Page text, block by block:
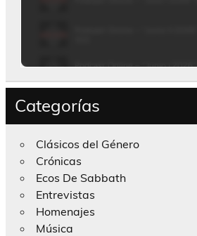
Categorías
Clásicos del Género
Crónicas
Ecos De Sabbath
Entrevistas
Homenajes
Música